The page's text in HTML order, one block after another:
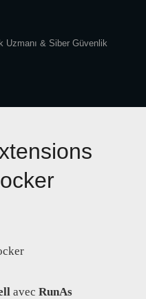
Uzmanı & Siber Güvenlik
avec RunAs